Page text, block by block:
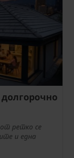
ретко се
и една